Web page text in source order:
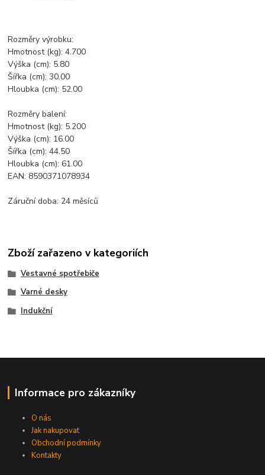
Rozměry výrobku:
Hmotnost (kg): 4.700
Výška (cm): 5.80
Šířka (cm): 30.00
Hloubka (cm): 52.00
Rozměry balení:
Hmotnost (kg): 5.200
Výška (cm): 16.00
Šířka (cm): 44.50
Hloubka (cm): 61.00
EAN: 8590371078934
Záruční doba: 24 měsíců
Zboží zařazeno v kategoriích
Vestavné spotřebiče
Varné desky
Indukční
Informace pro zákazníky
O nás
Jak nakupovat
Obchodní podmínky
Kontakty